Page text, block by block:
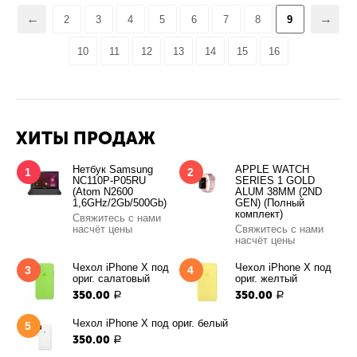
Свяжитесь с нами насчёт
Разъем системный Micro
USB для Huawei Y5 (CUN-
U29)
Свяжитесь с нами насчёт
цены
Нижняя плата Samsung
A505F (A50) разъем
микрофон
2 000.00